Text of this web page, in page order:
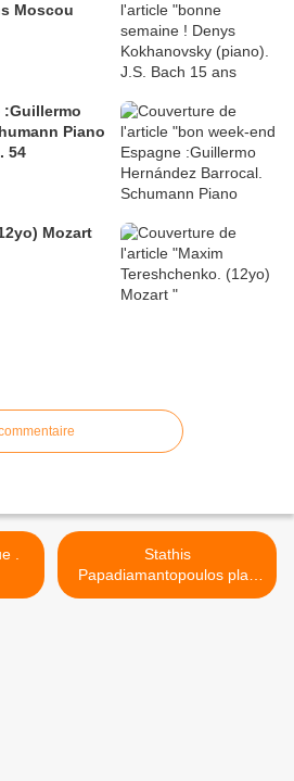
Moscou
:Guillermo
54
Mozart
.
Stathis
Papadiamantopoulos play
Chopin. >